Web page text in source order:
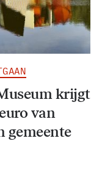
krijgt
van
gemeente